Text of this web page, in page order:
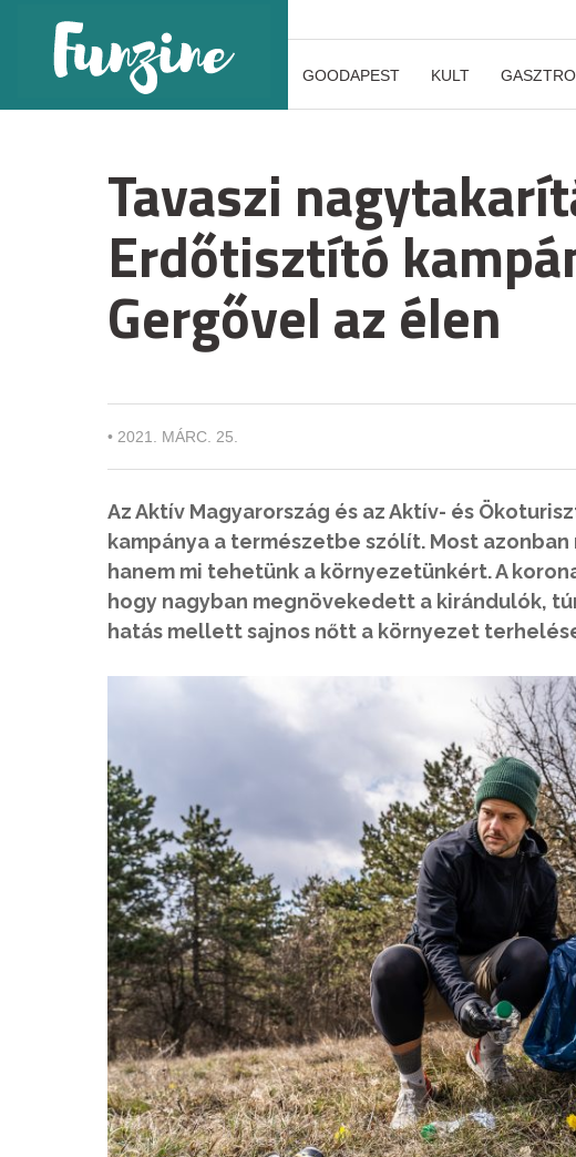
GOODAPEST KULT GASZTRO
Tavaszi
Erdőtisztító
Gergővel az élen
• 2021. MÁRC. 25.
Az Aktív Magyarország és az Aktív- és
kampánya a természetbe szólít. Most
hanem mi tehetünk a környezetünkért. A
hogy nagyban megnövekedett a kirándulók,
hatás mellett sajnos nőtt a környezet